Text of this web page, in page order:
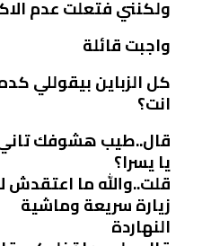
ولكنني فتعلت عدم
واجبت قائلة
كل الزباين بيقوللي
انت؟
قال..طيب هشوفك
يا يسرا؟
قلت..والله ما اعتقدش
زيارة سريعة وماشية
النهاردة